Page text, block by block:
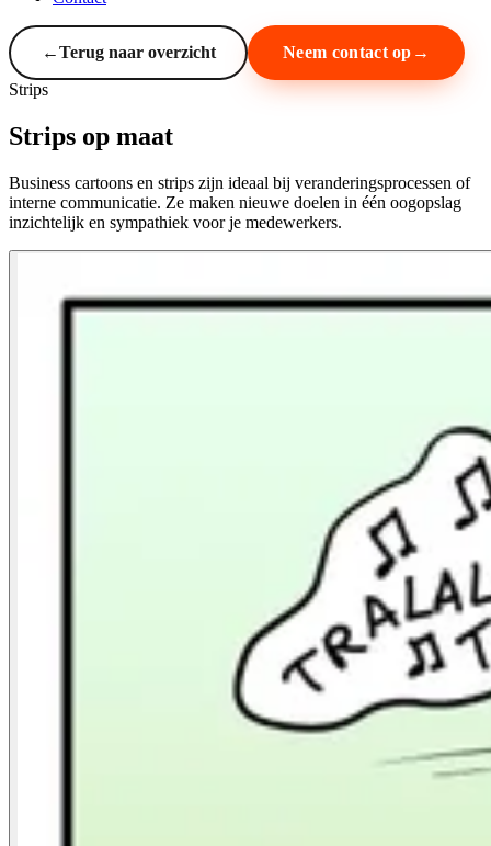
←Terug naar overzicht
Neem contact op
Strips
Strips op maat
Business cartoons en strips zijn ideaal bij veranderingsprocessen of
interne communicatie. Ze maken nieuwe doelen in één oogopslag
inzichtelijk en sympathiek voor je medewerkers.